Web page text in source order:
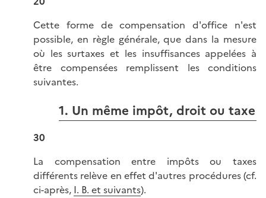
Cette forme de compensation d'office n'est
possible, en règle générale, que dans la mesure
où les surtaxes et les insuffisances appelées à
être compensées remplissent les conditions
suivantes.
1. Un même impôt, droit ou taxe
30
La compensation entre impôts ou taxes
différents relève en effet d'autres procédures (cf.
ci-après, I. B. et suivants).